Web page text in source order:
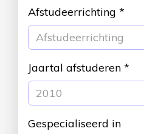
Afstudeerrichting *
Jaartal afstuderen *
Gespecialiseerd in